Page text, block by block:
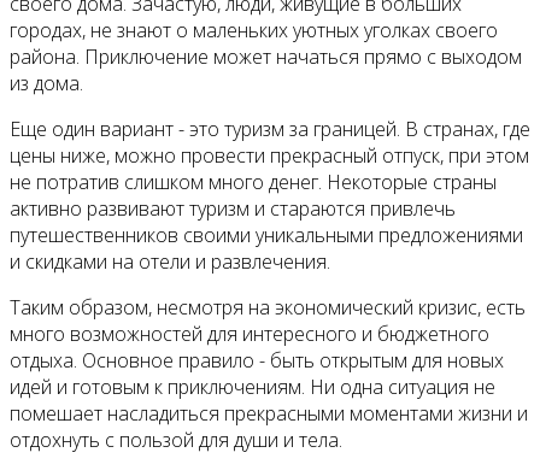
городах, не знают о маленьких уютных уголках своего
района. Приключение может начаться прямо с выходом
из дома.
Еще один вариант - это туризм за границей. В странах, где
цены ниже, можно провести прекрасный отпуск, при этом
не потратив слишком много денег. Некоторые страны
активно развивают туризм и стараются привлечь
путешественников своими уникальными предложениями
и скидками на отели и развлечения.
Таким образом, несмотря на экономический кризис, есть
много возможностей для интересного и бюджетного
отдыха. Основное правило - быть открытым для новых
идей и готовым к приключениям. Ни одна ситуация не
помешает насладиться прекрасными моментами жизни и
отдохнуть с пользой для души и тела.